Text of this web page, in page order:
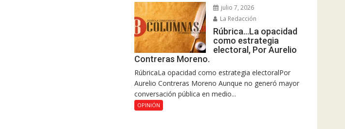
julio 7, 2026
La Redacción
Rúbrica…La opacidad
como estrategia
electoral, Por Aurelio
Contreras Moreno.
RúbricaLa opacidad como estrategia electoralPor
Aurelio Contreras Moreno Aunque no generó mayor
conversación pública en medio...
OPINIÓN